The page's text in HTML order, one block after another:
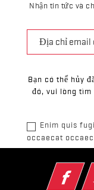
Nhận tin tức và
Bạn có thể hủy
đó, vui lòng
Enim quis
occaecat